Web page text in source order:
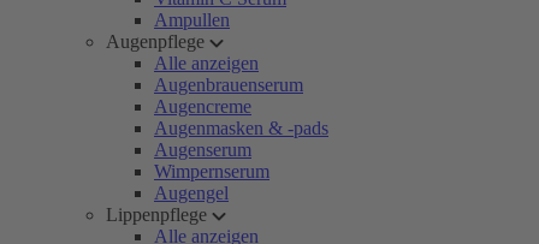
Ampullen
Augenpflege
Alle anzeigen
Augenbrauenserum
Augencreme
Augenmasken & -pads
Augenserum
Wimpernserum
Augengel
Lippenpflege
Alle anzeigen